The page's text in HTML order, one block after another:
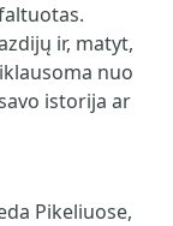
ir, matyt,
nuo
istorija ar
Pikeliuose,